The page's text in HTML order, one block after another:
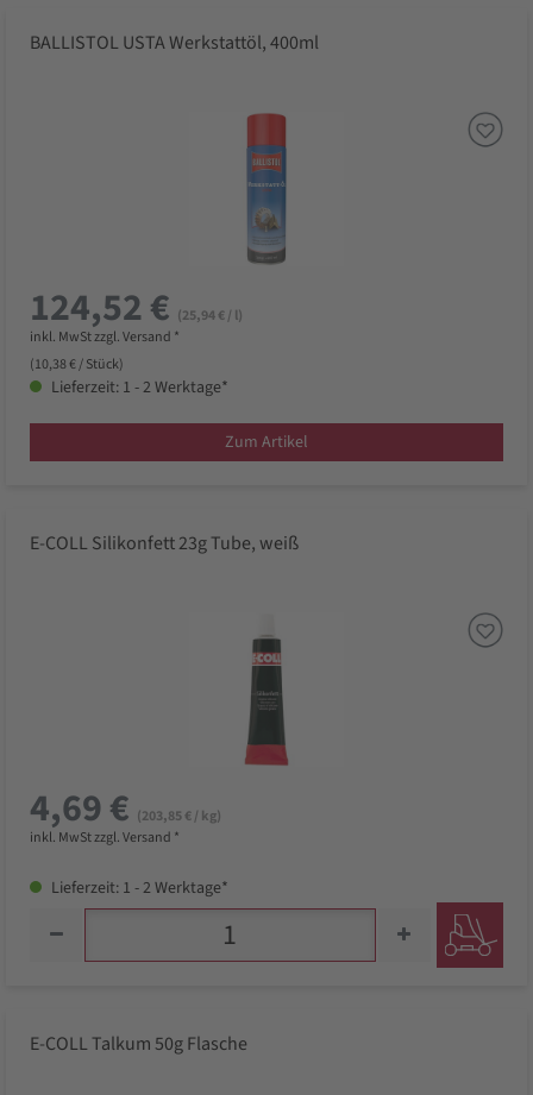
BALLISTOL USTA Werkstattöl, 400ml
124,52 € (25,94 € / l)
inkl. MwSt zzgl. Versand *
(10,38 € / Stück)
Lieferzeit: 1 - 2 Werktage*
Zum Artikel
E-COLL Silikonfett 23g Tube, weiß
4,69 € (203,85 € / kg)
inkl. MwSt zzgl. Versand *
Lieferzeit: 1 - 2 Werktage*
E-COLL Talkum 50g Flasche